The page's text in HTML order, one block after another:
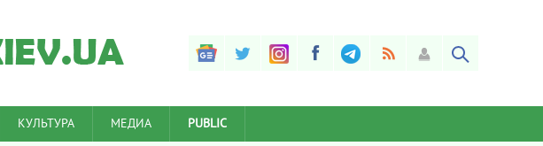
КУЛЬТУРА МЕДИА PUBLIC